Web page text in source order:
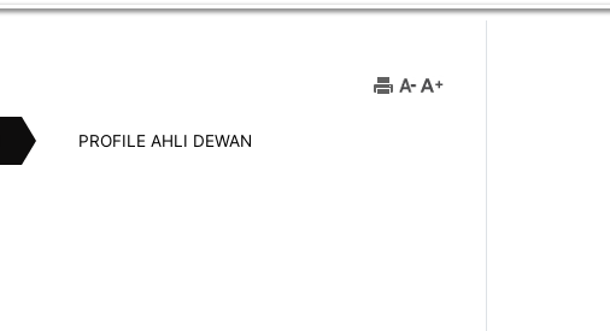
PROFILE AHLI DEWAN